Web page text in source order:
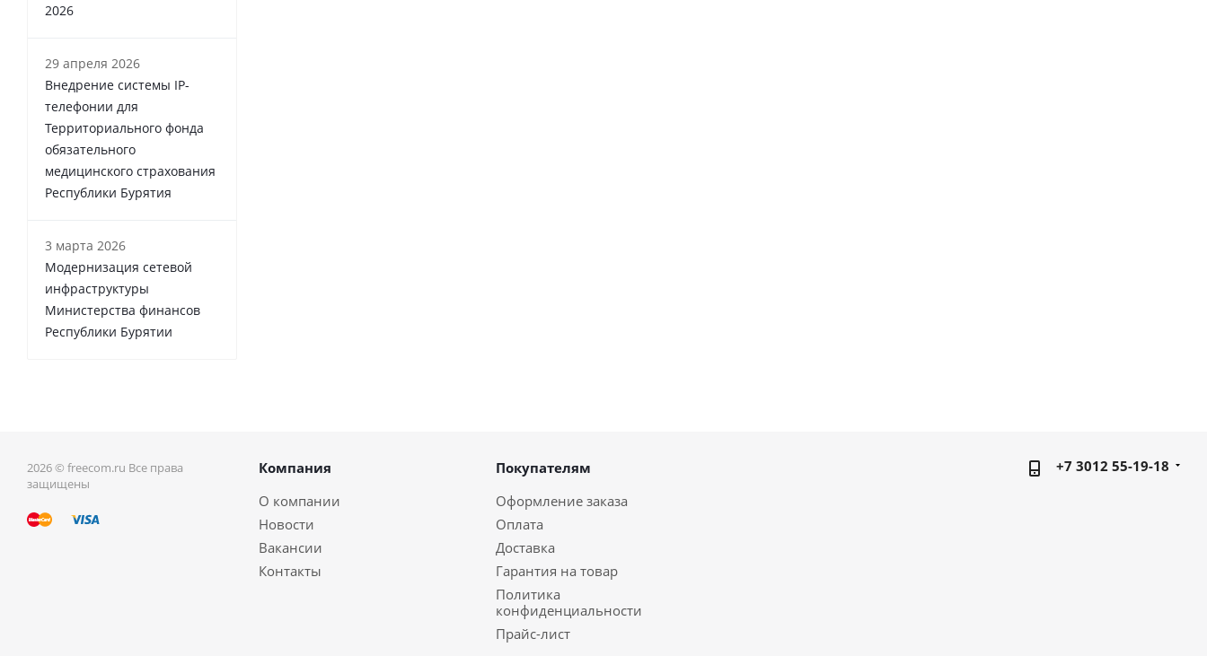
2026
29 апреля 2026
Внедрение системы IP-
телефонии для
Территориального фонда
обязательного
медицинского страхования
Республики Бурятия
3 марта 2026
Модернизация сетевой
инфраструктуры
Министерства финансов
Республики Бурятии
2026 © freecom.ru Все права
защищены
Компания
О компании
Новости
Вакансии
Контакты
Покупателям
Оформление заказа
Оплата
Доставка
Гарантия на товар
Политика
конфиденциальности
Прайс-лист
+7 3012 55-19-18